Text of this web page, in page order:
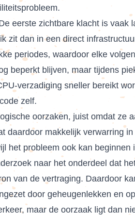
eerste zichtbare klacht is vaak
zit dan in een direct
periodes, waardoor elke
beperkt blijven, maar tijdens
verzadiging sneller bereikt
zelf.
oorzaken, juist omdat ze
daardoor makkelijk verwarring
het probleem ook kan
naar het onderdeel dat
van de vertraging. Daardoor
door geheugenlekken en
maar de oorzaak ligt dan